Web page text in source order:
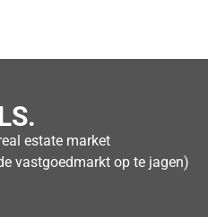
estate market
vastgoedmarkt op te jagen)